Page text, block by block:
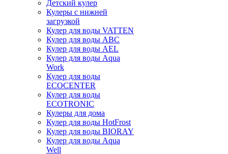
Детский кулер
Кулеры с нижней
загрузкой
Кулер для воды VATTEN
Кулер для воды ABC
Кулер для воды AEL
Кулер для воды Aqua
Work
Кулер для воды
ECOCENTER
Кулер для воды
ECOTRONIC
Кулеры для дома
Кулер для воды HotFrost
Кулер для воды BIORAY
Кулер для воды Aqua
Well